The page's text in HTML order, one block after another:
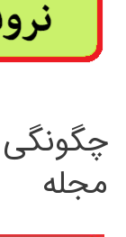
مجله